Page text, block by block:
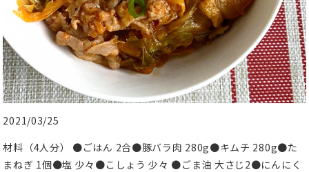
2021/03/25
材料（4人分） ●ごはん 2合●豚バラ肉 280g●キムチ 280g●た
まねぎ 1個●塩 少々●こしょう 少々 ●ごま油 大さじ2●にんにく